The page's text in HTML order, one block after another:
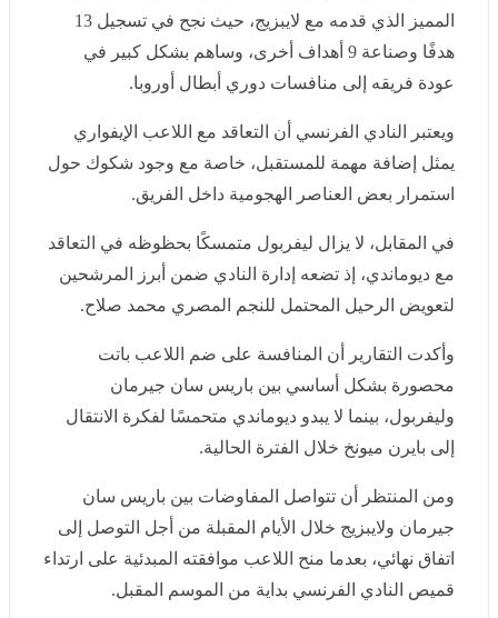
المميز الذي قدمه مع لايبزيج، حيث نجح في تسجيل 13 هدفًا
وصناعة 9 أهداف أخرى، وساهم بشكل كبير في عودة فريقه
إلى منافسات دوري أبطال أوروبا.
ويعتبر النادي الفرنسي أن التعاقد مع اللاعب الإيفواري يمثل
إضافة مهمة للمستقبل، خاصة مع وجود شكوك حول
استمرار بعض العناصر الهجومية داخل الفريق.
في المقابل، لا يزال ليفربول متمسكًا بحظوظه في التعاقد
مع ديوماندي، إذ تضعه إدارة النادي ضمن أبرز المرشحين
لتعويض الرحيل المحتمل للنجم المصري محمد صلاح.
وأكدت التقارير أن المنافسة على ضم اللاعب باتت محصورة
بشكل أساسي بين باريس سان جيرمان وليفربول، بينما لا
يبدو ديوماندي متحمسًا لفكرة الانتقال إلى بايرن ميونخ خلال
الفترة الحالية.
ومن المنتظر أن تتواصل المفاوضات بين باريس سان
جيرمان ولايبزيج خلال الأيام المقبلة من أجل التوصل إلى
اتفاق نهائي، بعدما منح اللاعب موافقته المبدئية على ارتداء
قميص النادي الفرنسي بداية من الموسم المقبل.